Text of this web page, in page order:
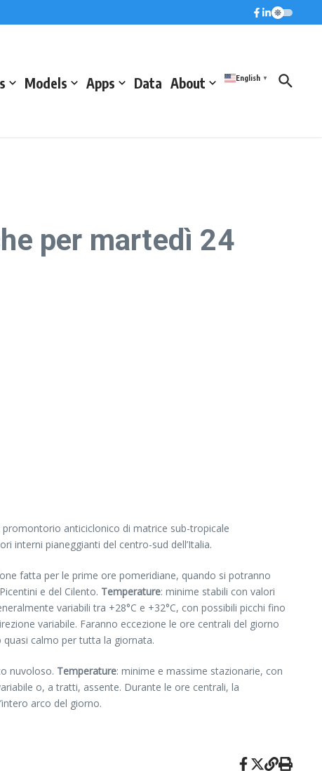
Models Apps Data About English ▼
per martedì 24
anticiclonico di matrice sub-tropicale
interni pianeggianti del centro-sud dell’Italia.
fatta per le prime ore pomeridiane, quando si potranno
e del Cilento. Temperature: minime stabili con valori
variabili tra +28°C e +32°C, con possibili picchi fino
variabile. Faranno eccezione le ore centrali del giorno
quasi calmo per tutta la giornata.
nuvoloso. Temperature: minime e massime stazionarie, con
o, a tratti, assente. Durante le ore centrali, la
arco del giorno.